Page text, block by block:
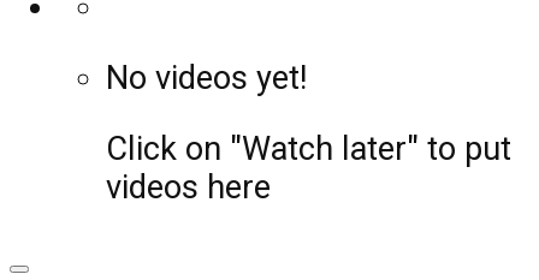
No videos yet!
Click on "Watch later" to put
videos here